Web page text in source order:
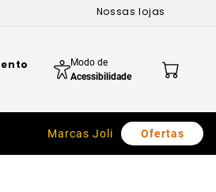
Nossas lojas
Modo de
Acessibilidade
Marcas Joli Ofertas